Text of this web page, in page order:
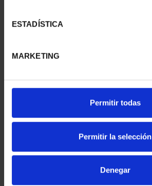
ESTADÍSTICA
MARKETING
Permitir todas
Permitir la selección
Denegar
CAPITALES DE
COMPLET...
3.796,00 €